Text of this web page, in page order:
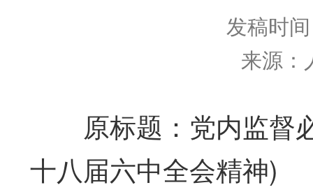
发稿时
来源：
原标题：党内监督
十八届六中全会精神)